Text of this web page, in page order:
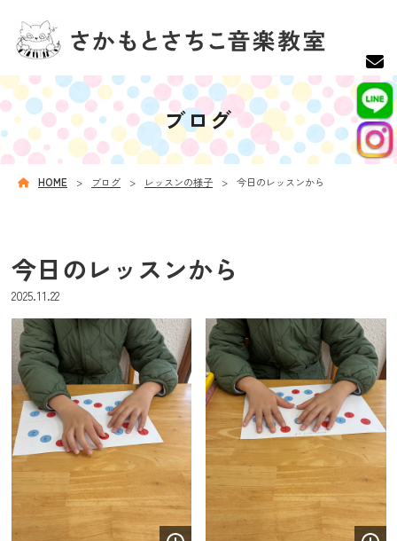
ブログ
HOME ブログ レッスンの様子 今日のレッスンから
今日のレッスンから
2025.11.22